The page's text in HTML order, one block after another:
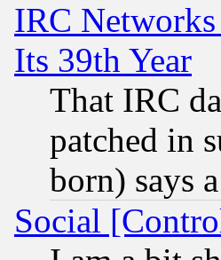
IRC
Its 39th Year
That IRC
patched in
born) says
Social